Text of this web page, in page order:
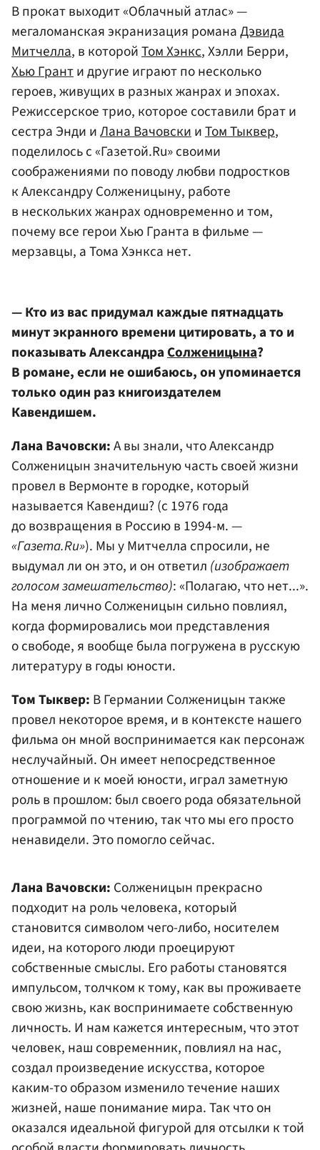
В прокат выходит «Облачный атлас» —
мегаломанская экранизация романаДэвида
Митчелла, в которойТом Хэнкс, Хэлли Берри,
Хью Гранти другие играют по несколько
героев, живущих в разных жанрах и эпохах.
Режиссерское трио, которое составили брат и
сестра Энди иЛана Вачовски иТом Тыквер,
поделилось с «Газетой.Ru» своими
соображениями по поводу любви подростков
к Александру Солженицыну, работе
в нескольких жанрах одновременно и том,
почему все герои Хью Гранта в фильме —
мерзавцы, а Тома Хэнкса нет.
— Кто из вас придумал каждые пятнадцать
минут экранного времени цитировать, а то и
показывать АлександраСолженицына?
В романе, если не ошибаюсь, он упоминается
только один раз книгоиздателем
Кавендишем.
Лана Вачовски:А вы знали, что Александр
Солженицын значительную часть своей жизни
провел в Вермонте в городке, который
называется Кавендиш? (с 1976 года
до возвращения в Россию в 1994-м. —
«Газета.Ru»). Мы у Митчелла спросили, не
выдумал ли он это, и он ответил (изображает
голосом замешательство): «Полагаю, что нет...».
На меня лично Солженицын сильно повлиял,
когда формировались мои представления
о свободе, я вообще была погружена в русскую
литературу в годы юности.
Том Тыквер: В Германии Солженицын также
провел некоторое время, и в контексте нашего
фильма он мной воспринимается как персонаж
неслучайный. Он имеет непосредственное
отношение и к моей юности, играл заметную
роль в прошлом: был своего рода обязательной
программой по чтению, так что мы его просто
ненавидели. Это помогло сейчас.
Лана Вачовски: Солженицын прекрасно
подходит на роль человека, который
становится символом чего-либо, носителем
идеи, на которого люди проецируют
собственные смыслы. Его работы становятся
импульсом, толчком к тому, как вы проживаете
свою жизнь, как воспринимаете собственную
личность. И нам кажется интересным, что этот
человек, наш современник, повлиял на нас,
создал произведение искусства, которое
каким-то образом изменило течение наших
жизней, наше понимание мира. Так что он
оказался идеальной фигурой для отсылки к той